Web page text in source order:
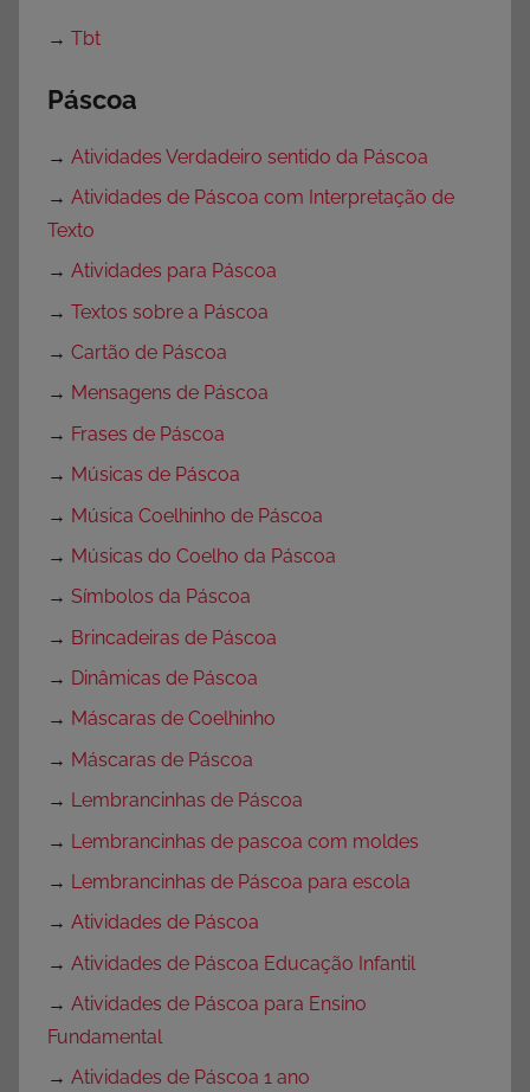
→ Tbt
Páscoa
→ Atividades Verdadeiro sentido da Páscoa
→ Atividades de Páscoa com Interpretação de
Texto
→ Atividades para Páscoa
→ Textos sobre a Páscoa
→ Cartão de Páscoa
→ Mensagens de Páscoa
→ Frases de Páscoa
→ Músicas de Páscoa
→ Música Coelhinho de Páscoa
→ Músicas do Coelho da Páscoa
→ Símbolos da Páscoa
→ Brincadeiras de Páscoa
→ Dinâmicas de Páscoa
→ Máscaras de Coelhinho
→ Máscaras de Páscoa
→ Lembrancinhas de Páscoa
→ Lembrancinhas de pascoa com moldes
→ Lembrancinhas de Páscoa para escola
→ Atividades de Páscoa
→ Atividades de Páscoa Educação Infantil
→ Atividades de Páscoa para Ensino
Fundamental
→ Atividades de Páscoa 1 ano